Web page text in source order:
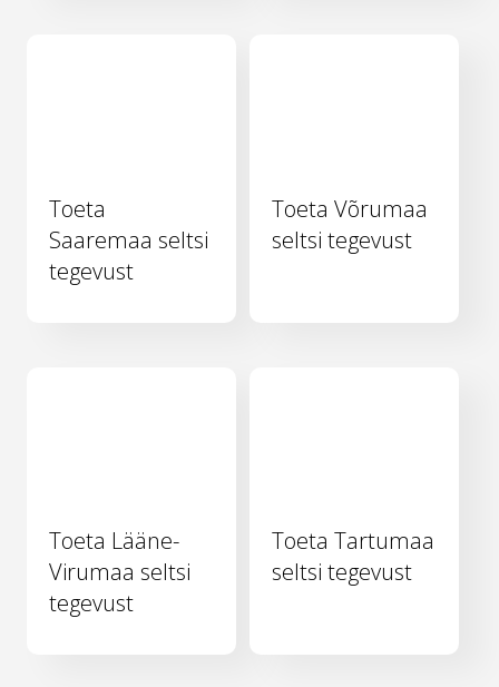
Toeta
Saaremaa seltsi
tegevust
Toeta Võrumaa
seltsi tegevust
Toeta Lääne-
Virumaa seltsi
tegevust
Toeta Tartumaa
seltsi tegevust